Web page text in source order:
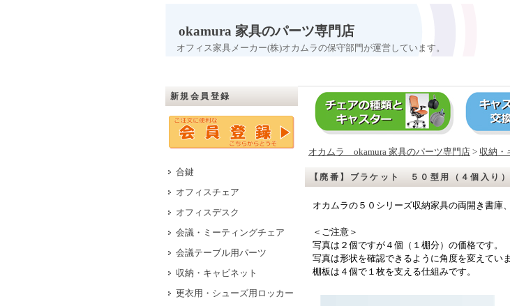
okamura 家具のパーツ専門店
オフィス家具メーカー(株)オカムラの保守部門が運営しています。
新規会員登録
合鍵
オフィスチェア
オフィスデスク
会議・ミーティングチェア
会議テーブル用パーツ
収納・キャビネット
更衣用・シューズ用ロッカー
オカムラ okamura 家具のパーツ専門店 > 収納・
【廃番】ブラケット ５０型用（４個入
オカムラの５０シリーズ収納家具の両開き書庫
＜ご注意＞
写真は２個ですが４個（１棚分）の価格です。
写真は形状を確認できるように角度を変えてい
棚板は４個で１枚を支える仕組みです。